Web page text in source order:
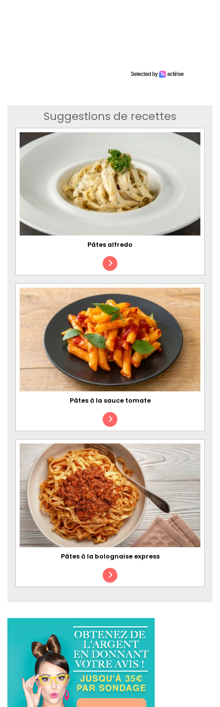
Suggestions de recettes
Pâtes alfredo
Pâtes à la sauce tomate
Pâtes à la bolognaise express